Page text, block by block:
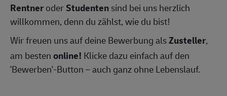
RentneroderStudentensind bei uns herzlich
willkommen, denn du zählst, wie du bist!
Wir freuen uns auf deine Bewerbung alsZusteller,
am bestenonline! Klicke dazu einfach auf den
'Bewerben'-Button – auch ganz ohne Lebenslauf.